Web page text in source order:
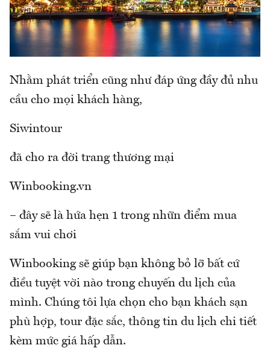
Nhằm phát triển cũng như đáp ứng đầy đủ nhu
cầu cho mọi khách hàng,
Siwintour
đã cho ra đời trang thương mại
Winbooking.vn
– đây sẽ là hứa hẹn 1 trong nhữn điểm mua
sắm vui chơi
Winbooking sẽ giúp bạn không bỏ lỡ bất cứ
điều tuyệt vời nào trong chuyến du lịch của
mình. Chúng tôi lựa chọn cho bạn khách sạn
phù hợp, tour đặc sắc, thông tin du lịch chi tiết
kèm mức giá hấp dẫn.